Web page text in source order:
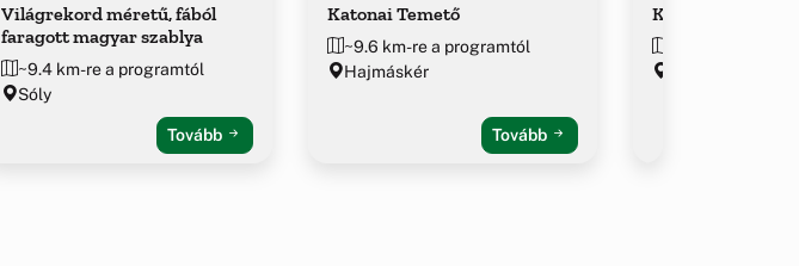
Világrekord méretű, fából
faragott magyar szablya
~9.4 km-re a programtól
Sóly
Tovább
Katonai Temető
~9.6 km-re a programtól
Hajmáskér
Tovább
Katolikus